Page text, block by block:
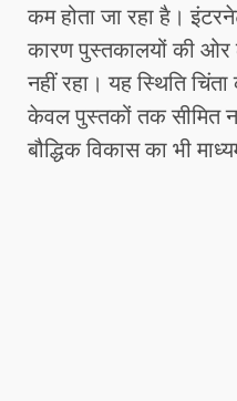
कम होता जा रहा है।
कारण पुस्तकालयों की ओर
नहीं रहा। यह स्थिति
केवल पुस्तकों तक सीमित
बौद्धिक विकास का भी